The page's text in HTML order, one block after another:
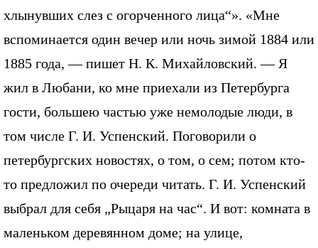
хлынувших слез с огорченного лица“». «Мне
вспоминается один вечер или ночь зимой 1884 или
1885 года, — пишет Н. К. Михайловский. — Я
жил в Любани, ко мне приехали из Петербурга
гости, большею частью уже немолодые люди, в
том числе Г. И. Успенский. Поговорили о
петербургских новостях, о том, о сем; потом кто-
то предложил по очереди читать. Г. И. Успенский
выбрал для себя „Рыцаря на час“. И вот: комната в
маленьком деревянном доме; на улице,